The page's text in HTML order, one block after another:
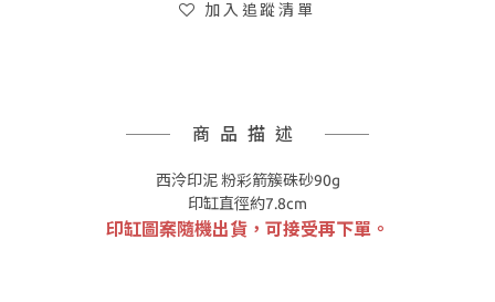
加入追蹤清單
商品描述
西泠印泥 粉彩箭簇硃砂90g
印缸直徑約7.8cm
印缸圖案隨機出貨，可接受再下單。